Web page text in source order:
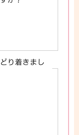
り着きまし